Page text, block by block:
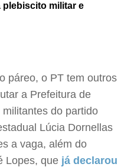
plebiscito militar e
páreo, o PT tem outros
a Prefeitura de
do partido
Lúcia Dornellas
a vaga, além do
Lopes, que já declarou